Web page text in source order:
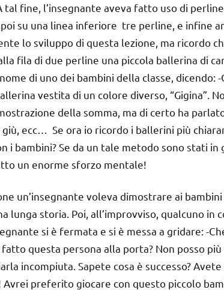
tal fine, l’insegnante aveva fatto uso di
su una linea inferiore tre perline, e infine
lo sviluppo di questa lezione, ma ricordo
fila di due perline una piccola ballerina di
di uno dei bambini della classe, dicendo:
vestita di un colore diverso, “Gigina”.
della somma, ma di certo ha
ecc… Se ora io ricordo i ballerini più
i bambini? Se da un tale metodo sono stati
un enorme sforzo mentale!
un’insegnante voleva dimostrare ai
lunga storia. Poi, all’improvviso, qualcuno
si è fermata e si è messa a gridare: -
fatto questa persona alla porta? Non posso
incompiuta. Sapete cosa è successo?
Avrei preferito giocare con questo piccolo